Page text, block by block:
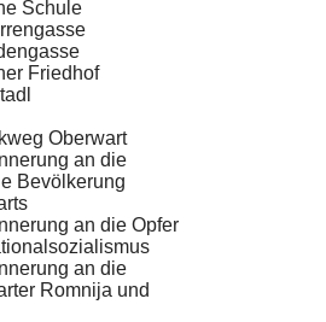
Schule
Friedhof
Oberwart
an die
Bevölkerung
an die Opfer
an die
Romnija und